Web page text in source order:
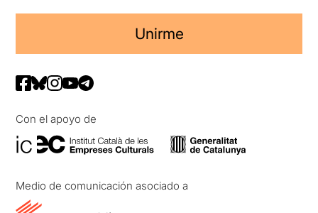
Unirme
Con el apoyo de
Medio de comunicación asociado a